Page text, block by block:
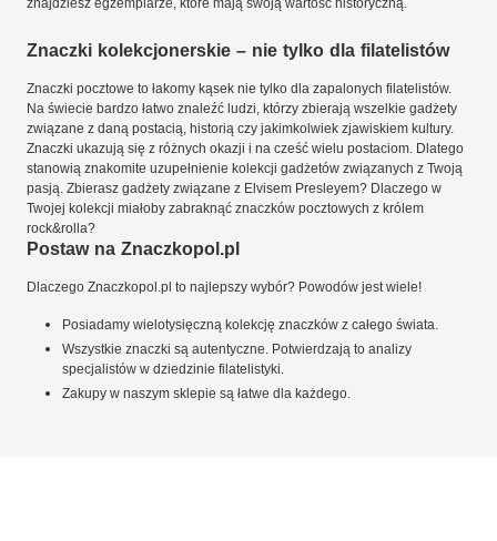
Znaczki kolekcjonerskie – nie tylko dla filatelistów
Znaczki pocztowe to łakomy kąsek nie tylko dla zapalonych filatelistów.
Na świecie bardzo łatwo znaleźć ludzi, którzy zbierają wszelkie gadżety
związane z daną postacią, historią czy jakimkolwiek zjawiskiem kultury.
Znaczki ukazują się z różnych okazji i na cześć wielu postaciom. Dlatego
stanowią znakomite uzupełnienie kolekcji gadżetów związanych z Twoją
pasją. Zbierasz gadżety związane z Elvisem Presleyem? Dlaczego w
Twojej kolekcji miałoby zabraknąć znaczków pocztowych z królem
rock&rolla?
Postaw na Znaczkopol.pl
Dlaczego Znaczkopol.pl to najlepszy wybór? Powodów jest wiele!
Posiadamy wielotysięczną kolekcję znaczków z całego świata.
Wszystkie znaczki są autentyczne. Potwierdzają to analizy
specjalistów w dziedzinie filatelistyki.
Zakupy w naszym sklepie są łatwe dla każdego.